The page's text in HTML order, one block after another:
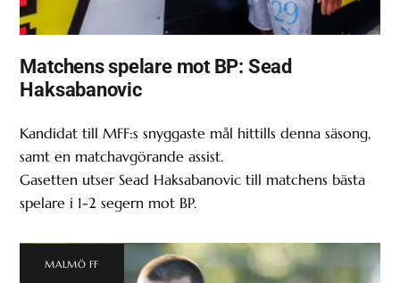
Matchens spelare mot BP: Sead
Haksabanovic
Kandidat till MFF:s snyggaste mål hittills denna säsong,
samt en matchavgörande assist.
Gasetten utser Sead Haksabanovic till matchens bästa
spelare i 1-2 segern mot BP.
MALMÖ FF